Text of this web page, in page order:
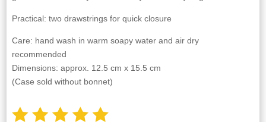
Practical: two drawstrings for quick closure
Care: hand wash in warm soapy water and air dry
recommended
Dimensions: approx. 12.5 cm x 15.5 cm
(Case sold without bonnet)